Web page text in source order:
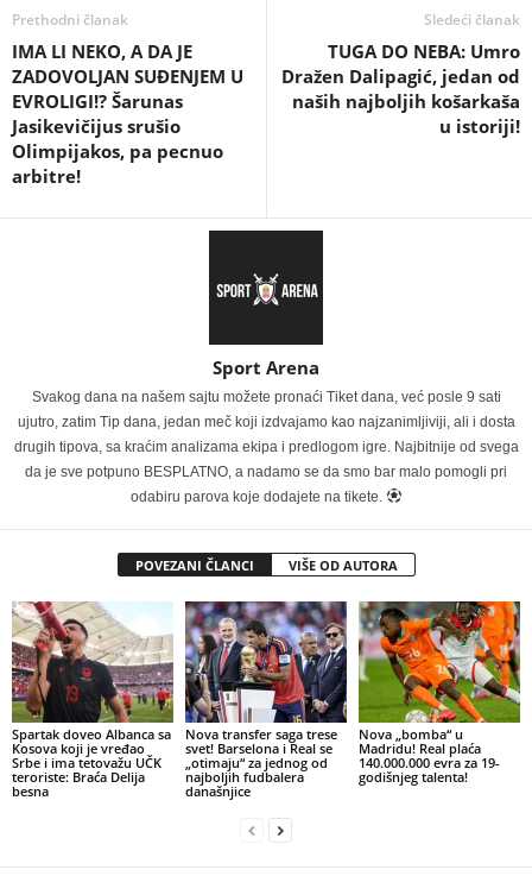
Prethodni članak
IMA LI NEKO, A DA JE
ZADOVOLJAN SUĐENJEM U
EVROLIGI!? Šarunas
Jasikevičijus srušio
Olimpijakos, pa pecnuo
arbitre!
Sledeći članak
TUGA DO NEBA: Umro
Dražen Dalipagić, jedan od
naših najboljih košarkaša
u istoriji!
Sport Arena
Svakog dana na našem sajtu možete pronaći Tiket dana, već posle 9 sati
ujutro, zatim Tip dana, jedan meč koji izdvajamo kao najzanimljiviji, ali i dosta
drugih tipova, sa kraćim analizama ekipa i predlogom igre. Najbitnije od svega
da je sve potpuno BESPLATNO, a nadamo se da smo bar malo pomogli pri
odabiru parova koje dodajete na tikete.
POVEZANI ČLANCI VIŠE OD AUTORA
Spartak doveo Albanca sa
Kosova koji je vređao
Srbe i ima tetovažu UČK
teroriste: Braća Delija
besna
Nova transfer saga trese
svet! Barselona i Real se
„otimaju“ za jednog od
najboljih fudbalera
današnjice
Nova „bomba“ u
Madridu! Real plaća
140.000.000 evra za 19-
godišnjeg talenta!